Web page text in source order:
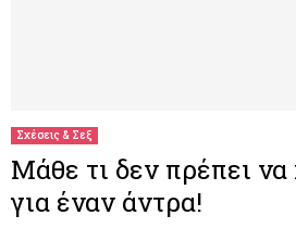
Σχέσεις & Σεξ
Μάθε τι δεν πρέπει να
για έναν άντρα!